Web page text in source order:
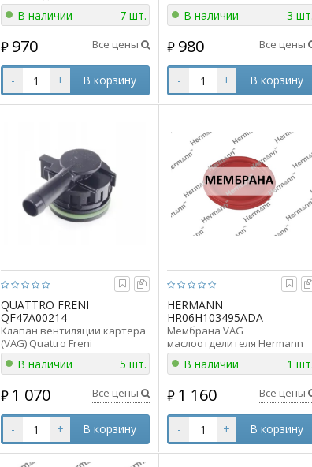
HR057103495N аналог
057103495N
В наличии 7 шт.
₽ 970 Все цены
- + В корзину
06D133517B(C)
В наличии 3 шт.
₽ 980 Все цены
- + В корзину
QUATTRO FRENI
QF47A00214
Клапан вентиляции картера
(VAG) Quattro Freni
QF47A00214 аналог 04E103175
В наличии 5 шт.
₽ 1 070 Все цены
- + В корзину
HERMANN
HR06H103495ADA
Мембрана VAG
маслоотделителя Hermann
HR06H103495ADA аналог
06H103495AD
В наличии 1 шт.
₽ 1 160 Все цены
- + В корзину